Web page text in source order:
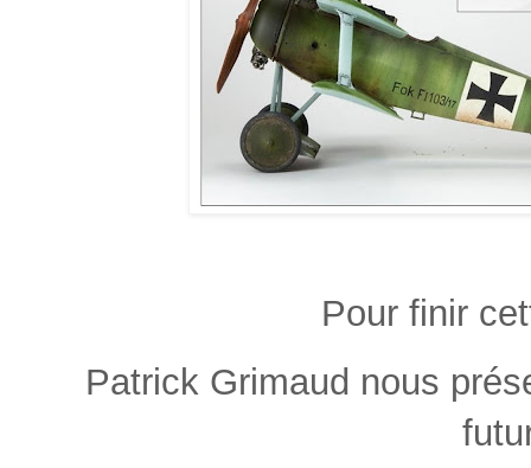
Pour finir
Patrick Grimaud nous